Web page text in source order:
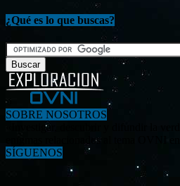
¿Qué es lo que buscas?
SOBRE NOSOTROS
«Investigar, descubrir y difundir la
enigmas relacionados al tema OVNI
SÍGUENOS